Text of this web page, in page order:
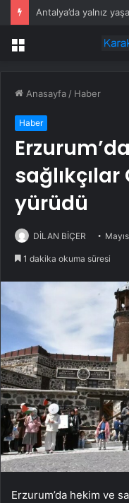
Antalya’da yalnız
Menü
Anasayfa / Haber
Haber
sağlıkçılar
yürüdü
DİLAN BİÇER
1 dakika okuma süresi
Erzurum’da hekim ve